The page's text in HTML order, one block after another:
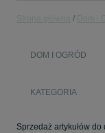
DOM I OGRÓD
KATEGORIA